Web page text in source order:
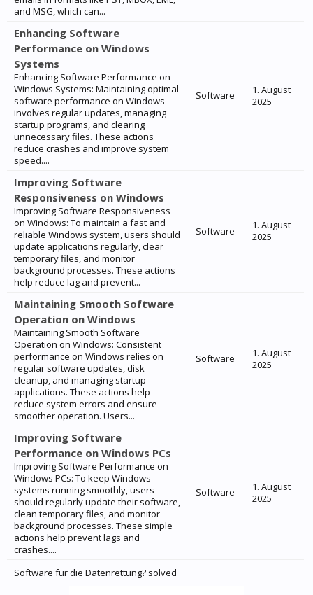
and MSG, which can...
Enhancing Software
Performance on Windows
Systems
Enhancing Software Performance on
Windows Systems: Maintaining optimal
software performance on Windows
involves regular updates, managing
startup programs, and clearing
unnecessary files. These actions
reduce crashes and improve system
speed....
Software
1. August
2025
Improving Software
Responsiveness on Windows
Improving Software Responsiveness
on Windows: To maintain a fast and
reliable Windows system, users should
update applications regularly, clear
temporary files, and monitor
background processes. These actions
help reduce lag and prevent...
Software
1. August
2025
Maintaining Smooth Software
Operation on Windows
Maintaining Smooth Software
Operation on Windows: Consistent
performance on Windows relies on
regular software updates, disk
cleanup, and managing startup
applications. These actions help
reduce system errors and ensure
smoother operation. Users...
Software
1. August
2025
Improving Software
Performance on Windows PCs
Improving Software Performance on
Windows PCs: To keep Windows
systems running smoothly, users
should regularly update their software,
clean temporary files, and monitor
background processes. These simple
actions help prevent lags and
crashes....
Software
1. August
2025
Software für die Datenrettung? solved